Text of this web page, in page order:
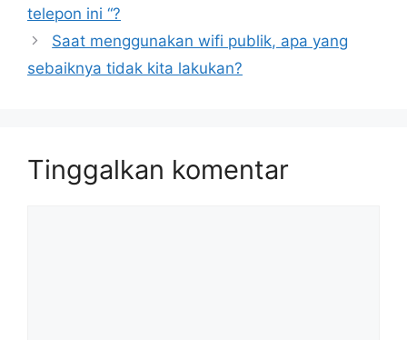
telepon ini “?
Saat menggunakan wifi publik, apa yang
sebaiknya tidak kita lakukan?
Tinggalkan komentar